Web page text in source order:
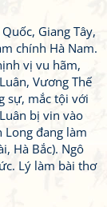
Giang Tây,
chính Hà Nam.
vị vu hãm,
Vương Thế
sự, mắc tội với
bị vin vào
Long đang làm
Hà Bắc). Ngô
Lý làm bài thơ